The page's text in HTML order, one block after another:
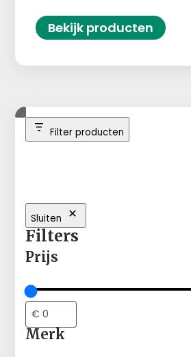
Bekijk producten
Filter producten
Sluiten
Filters
Prijs
Merk